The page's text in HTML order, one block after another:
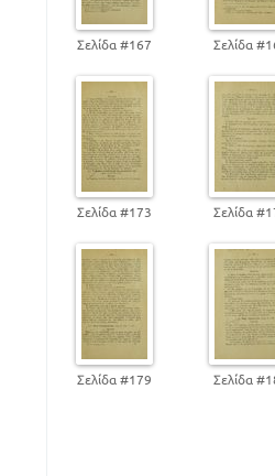
Σελίδα #167 Σελίδα
Σελίδα #173 Σελίδα
Σελίδα #179 Σελίδα